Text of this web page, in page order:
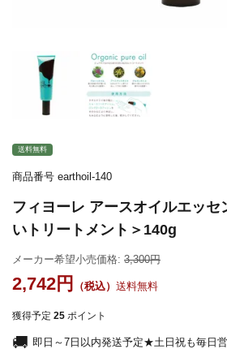
送料無料
商品番号 earthoil-140
フィヨーレ アースオイルエッセ
いトリートメント＞140g
メーカー希望小売価格: 3,300
2,742 送料無料
獲得予定 25 ポイント
即日～7日以内発送予定★土日祝も毎日